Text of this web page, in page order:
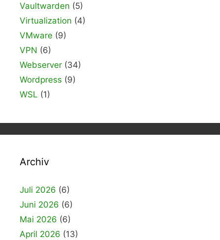
Vaultwarden (5)
Virtualization (4)
VMware (9)
VPN (6)
Webserver (34)
Wordpress (9)
WSL (1)
Archiv
Juli 2026 (6)
Juni 2026 (6)
Mai 2026 (6)
April 2026 (13)